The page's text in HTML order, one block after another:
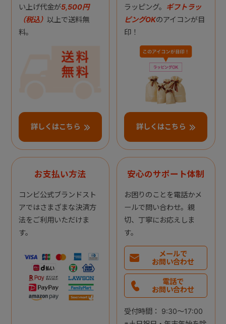
い上げ代金が5,500円
（税込） 以上で送料無
料。
詳しくはこちら
ラッピング。 ギフトラッ
ピングOKのアイコンが目
印！
詳しくはこちら
お支払い方法
コンビ公式ブランドスト
アではさまざまな決済方
法をご利用いただけま
す。
安心のサポート体制
お困りのことを電話かメ
ールで問い合わせ。親
切、丁寧にお応えしま
す。
メールで
お問い合わせ
電話で
お問い合わせ
受付時間： 9:30～17:00